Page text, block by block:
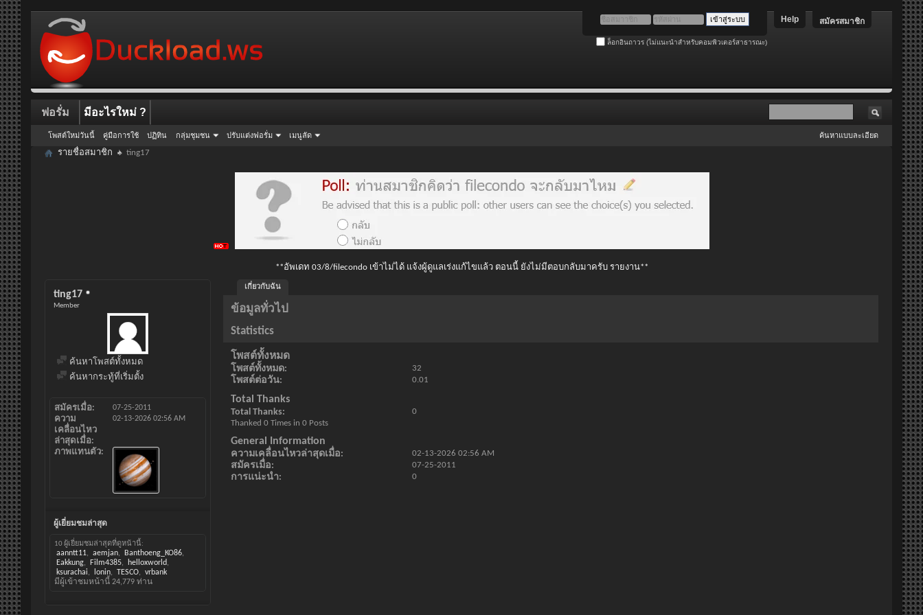
สมัครสมาชิก
Help
ล็อกอินถาวร (ไม่แนะนำสำหรับคอมพิวเตอร์สาธารณะ)
ฟอรั่ม
โพสต์ใหม่วันนี้ คู่มือการใช้ ปฏิทิน กลุ่มชุมชน ปรับแต่งฟอรั่ม เมนูลัด
มีอะไรใหม่ ?
ค้นหาแบบละเอียด
รายชื่อสมาชิก ting17
**อัพเดท 03/8/filecondo เข้าไม่ได้ แจ้งผู้ดูแลเร่งแก้ไขแล้ว ตอนนี้ ยังไม่มีตอบกลับมาครับ รายงาน**
ting17
Member
ค้นหาโพสต์ทั้งหมด
ค้นหากระทู้ที่เริ่มตั้ง
สมัครเมื่อ 07-25-2011
ความ
เคลื่อนไหว
ล่าสุดเมื่อ
02-13-2026 02:56 AM
ภาพแทนตัว
ผู้เยี่ยมชมล่าสุด
10 ผู้เยี่ยมชมล่าสุดที่ดูหน้านี้:
aanntt11 aemjan
Banthoeng_KO86
Eakkung
Film4385
helloxworld
ksurachai
lonin TESCO
vrbank
มีผู้เข้าชมหน้านี้ 24,779 ท่าน
เกี่ยวกับฉัน
ข้อมูลทั่วไป
Statistics
โพสต์ทั้งหมด
โพสต์ทั้งหมด 32
โพสต์ต่อวัน 0.01
Total Thanks
Total Thanks
0
Thanked 0 Times in 0 Posts
General Information
ความเคลื่อนไหวล่าสุดเมื่อ 02-13-202602:56 AM
สมัครเมื่อ 07-25-2011
การแน่ะนำ 0